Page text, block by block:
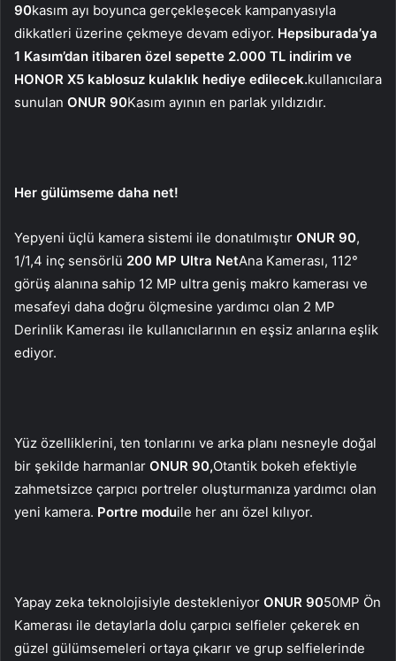
90kasım ayı boyunca gerçekleşecek kampanyasıyla
dikkatleri üzerine çekmeye devam ediyor. Hepsiburada’ya
1 Kasım’dan itibaren özel sepette 2.000 TL indirim ve
HONOR X5 kablosuz kulaklık hediye edilecek.kullanıcılara
sunulan ONUR 90Kasım ayının en parlak yıldızıdır.
Her gülümseme daha net!
Yepyeni üçlü kamera sistemi ile donatılmıştır ONUR 90,
1/1,4 inç sensörlü 200 MP Ultra NetAna Kamerası, 112°
görüş alanına sahip 12 MP ultra geniş makro kamerası ve
mesafeyi daha doğru ölçmesine yardımcı olan 2 MP
Derinlik Kamerası ile kullanıcılarının en eşsiz anlarına eşlik
ediyor.
Yüz özelliklerini, ten tonlarını ve arka planı nesneyle doğal
bir şekilde harmanlar ONUR 90,Otantik bokeh efektiyle
zahmetsizce çarpıcı portreler oluşturmanıza yardımcı olan
yeni kamera. Portre moduile her anı özel kılıyor.
Yapay zeka teknolojisiyle destekleniyor ONUR 9050MP Ön
Kamerası ile detaylarla dolu çarpıcı selfieler çekerek en
güzel gülümsemeleri ortaya çıkarır ve grup selfielerinde